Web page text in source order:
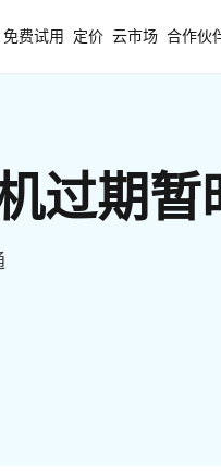
免费试用 定价 云市场 合作伙
过期